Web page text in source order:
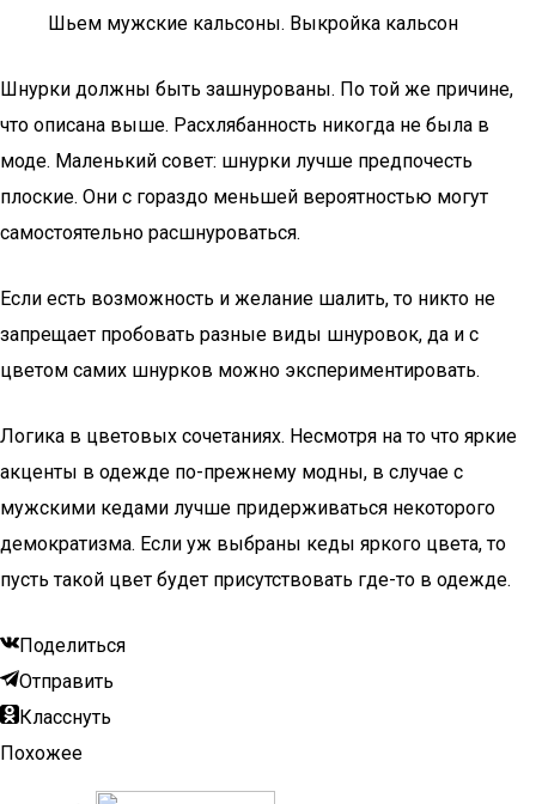
Шьем мужские кальсоны. Выкройка кальсон
Шнурки должны быть зашнурованы. По той же причине,
что описана выше. Расхлябанность никогда не была в
моде. Маленький совет: шнурки лучше предпочесть
плоские. Они с гораздо меньшей вероятностью могут
самостоятельно расшнуроваться.
Если есть возможность и желание шалить, то никто не
запрещает пробовать разные виды шнуровок, да и с
цветом самих шнурков можно экспериментировать.
Логика в цветовых сочетаниях. Несмотря на то что яркие
акценты в одежде по-прежнему модны, в случае с
мужскими кедами лучше придерживаться некоторого
демократизма. Если уж выбраны кеды яркого цвета, то
пусть такой цвет будет присутствовать где-то в одежде.
Поделиться
Отправить
Класснуть
Похожее